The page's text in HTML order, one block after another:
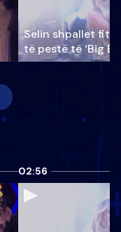
Selin shpallet
të pestë të ‘Big
02:56